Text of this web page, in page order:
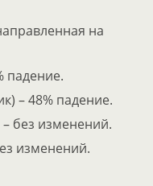
на
падение.
– 48% падение.
без изменений.
изменений.